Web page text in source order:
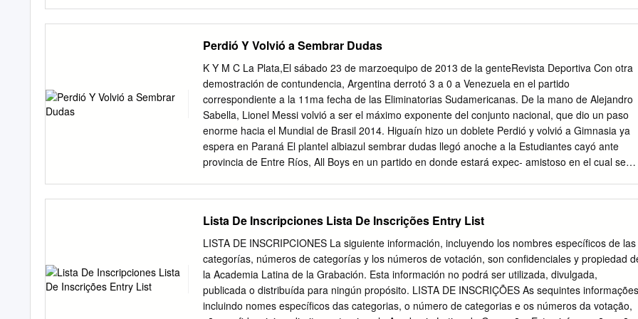
Aldosivi – San Lorenzo Jornada 3 2.
Perdió Y Volvió a Sembrar Dudas
K Y M C La Plata,El sábado 23 de marzoequipo de 2013 de la genteRevista Deportiva Con otra
demostración de contundencia, Argentina derrotó 3 a 0 a Venezuela en el partido
correspondiente a la 11ma fecha de las Eliminatorias Sudamericanas. De la mano de Alejandro
Sabella, Lionel Messi volvió a ser el máximo exponente del conjunto nacional, que dio un paso
enorme hacia el Mundial de Brasil 2014. Higuaín hizo un doblete Perdió y volvió a Gimnasia ya
espera en Paraná El plantel albiazul sembrar dudas llegó anoche a la Estudiantes cayó ante
provincia de Entre Ríos, All Boys en un partido en donde estará expec- amistoso en el cual se
sábado se jugará la segunda fecha de la zona clasificatoria del Torneo de Divisiones Juveniles y
los equipos de Estudiantes se medirán con Deportivo Merlo. En esta ocasión serán locales en el
Country las divisiones más chicas, es decir séptima, oc- tava y novena, mientras que las
(cuarta, quinta y sexta) lo harán de visitantes. La jornada en el Country comenzará a las 10.30
con el partido de la séptima división. Un trabajo especial para Núñez El mediocampista de
Estudiantes Maximiliano Núñez realizó tareas espe- ciales ayer, en el contexto de la recu-
Lista De Inscripciones Lista De Inscrições Entry List
LISTA DE INSCRIPCIONES La siguiente información, incluyendo los nombres específicos de las
categorías, números de categorías y los números de votación, son confidenciales y propiedad
la Academia Latina de la Grabación. Esta información no podrá ser utilizada, divulgada,
publicada o distribuída para ningún propósito. LISTA DE INSCRIÇÕES As sequintes
incluindo nomes específicos das categorias, o número de categorias e os números da votação,